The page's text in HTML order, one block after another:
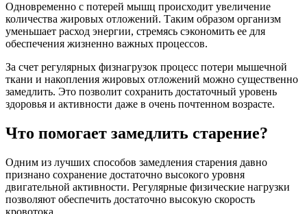
Одновременно с потерей мышц происходит увеличение
количества жировых отложений. Таким образом организм
уменьшает расход энергии, стремясь сэкономить ее для
обеспечения жизненно важных процессов.
За счет регулярных физнагрузок процесс потери мышечной
ткани и накопления жировых отложений можно существенно
замедлить. Это позволит сохранить достаточный уровень
здоровья и активности даже в очень почтенном возрасте.
Что помогает замедлить старение?
Одним из лучших способов замедления старения давно
признано сохранение достаточно высокого уровня
двигательной активности. Регулярные физические нагрузки
позволяют обеспечить достаточно высокую скорость